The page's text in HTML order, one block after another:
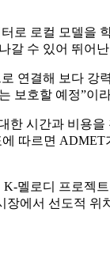
로컬 모델을
갈 수 있어 뛰어
연결해 보다 강
보호할 예정”이
시간과 비용
따르면
멜로디 프로젝
에서 선도적